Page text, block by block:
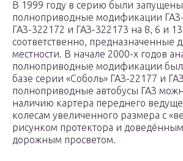
В 1999 году в серию были запущены
полноприводные модификации
ГАЗ-322172 и ГАЗ-322173 на 8, 6 и
соответственно, предназначенные
местности. В начале 2000-х годов
полноприводные модификации
базе серии «Соболь» ГАЗ-22177 и
полноприводные автобусы ГАЗ
наличию картера переднего
колесам увеличенного размера с
рисунком протектора и
дорожным просветом.